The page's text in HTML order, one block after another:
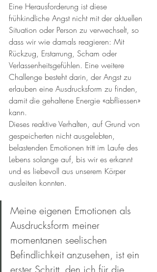
Eine Herausforderung ist diese
frühkindliche Angst nicht mit der aktuellen
Situation oder Person zu verwechselt, so
dass wir wie damals reagieren: Mit
Rückzug, Erstarrung, Scham oder
Verlassenheitsgefühlen. Eine weitere
Challenge besteht darin, der Angst zu
erlauben eine Ausdrucksform zu finden,
damit die gehaltene Energie «abfliessen»
kann.
Dieses reaktive Verhalten, auf Grund von
gespeicherten nicht ausgelebten,
belastenden Emotionen tritt im Laufe des
Lebens solange auf, bis wir es erkannt
und es liebevoll aus unserem Körper
ausleiten konnten.
Meine eigenen Emotionen als
Ausdrucksform meiner
momentanen seelischen
Befindlichkeit anzusehen, ist ein
erster Schritt, den ich für die